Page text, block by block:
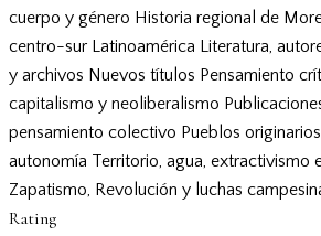
cuerpo y género Historia regional de
centro-sur Latinoamérica Literatura,
y archivos Nuevos títulos Pensamiento
capitalismo y neoliberalismo
pensamiento colectivo Pueblos
autonomía Territorio, agua, extractivismo
Zapatismo, Revolución y luchas
Rating